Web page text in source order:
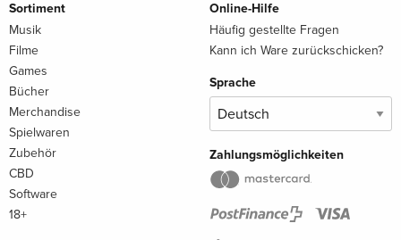
Sortiment
Musik
Filme
Games
Bücher
Merchandise
Spielwaren
Zubehör
CBD
Software
18+
Online-Hilfe
Häufig gestellte Fragen
Kann ich Ware zurückschicken?
Sprache
Zahlungsmöglichkeiten